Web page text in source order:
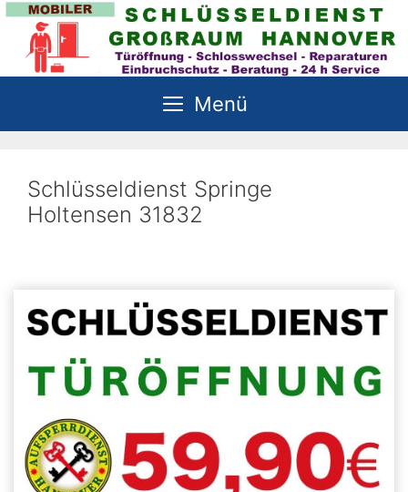
Zum
Inhalt
springen
Menü
Schlüsseldienst Springe
Holtensen 31832